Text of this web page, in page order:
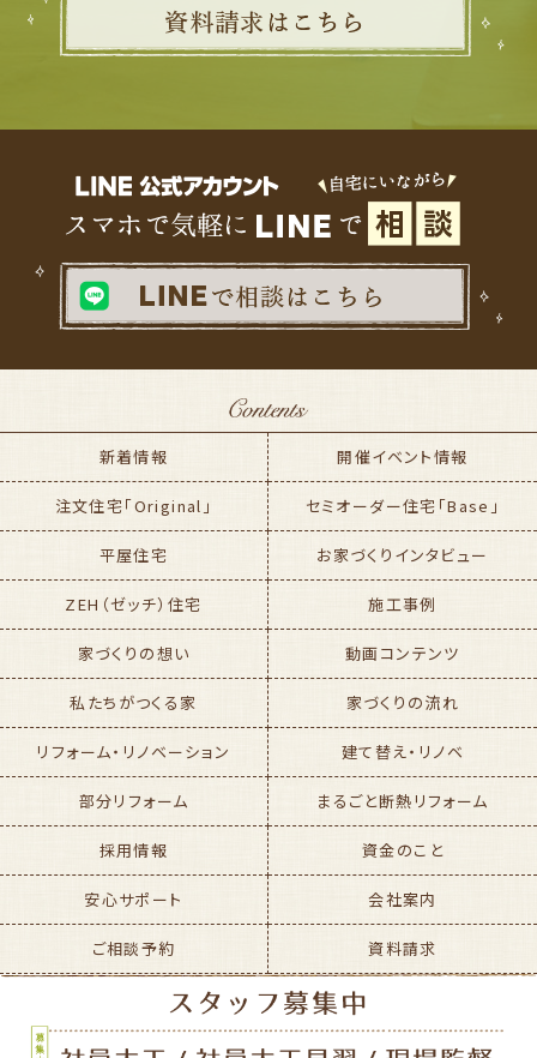
新着情報 開催イベント情報
注文住宅「Original」 セミオーダー住宅「Base」
平屋住宅 お家づくりインタビュー
ZEH（ゼッチ）住宅 施工事例
家づくりの想い 動画コンテンツ
私たちがつくる家 家づくりの流れ
リフォーム・リノベーション 建て替え・リノベ
部分リフォーム まるごと断熱リフォーム
採用情報 資金のこと
安心サポート 会社案内
ご相談予約 資料請求